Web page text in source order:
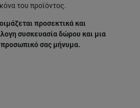
του προϊόντος.
προσεκτικά και
συσκευασία δώρου και μια
προσωπικό σας μήνυμα.